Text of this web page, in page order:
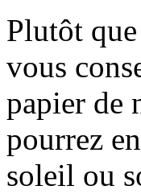
Plutôt
vous
papier de
pourrez
soleil ou